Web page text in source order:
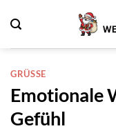
Inhalt
springen
GRÜSSE
Emotionale
Gefühl